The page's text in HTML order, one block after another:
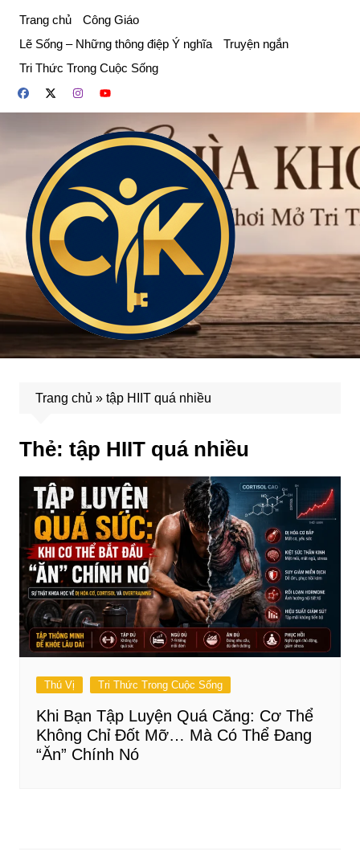
phần
dung
Trang chủ
Công Giáo
Lẽ Sống – Những thông điệp Ý nghĩa
Truyện ngắn
Tri Thức Trong Cuộc Sống
Trang chủ » tập HIIT quá nhiều
Thẻ: tập HIIT quá nhiều
Thú Vị Tri Thức Trong Cuộc Sống
Khi Bạn Tập Luyện Quá Căng: Cơ Thể
Không Chỉ Đốt Mỡ… Mà Có Thể Đang
“Ăn” Chính Nó